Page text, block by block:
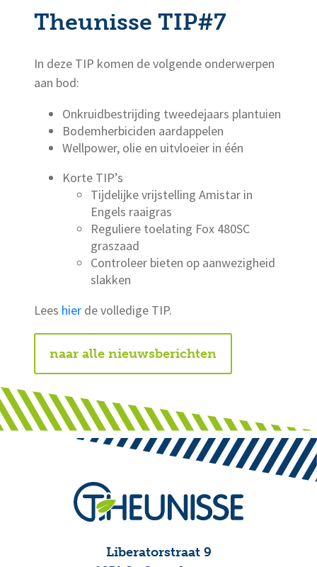
Theunisse TIP#7
In deze TIP komen de volgende onderwerpen
aan bod:
Onkruidbestrijding tweedejaars plantuien
Bodemherbiciden aardappelen
Wellpower, olie en uitvloeier in één
Korte TIP’s
Tijdelijke vrijstelling Amistar in
Engels raaigras
Reguliere toelating Fox 480SC
graszaad
Controleer bieten op aanwezigheid
slakken
Lees hier de volledige TIP.
naar alle nieuwsberichten
Liberatorstraat 9